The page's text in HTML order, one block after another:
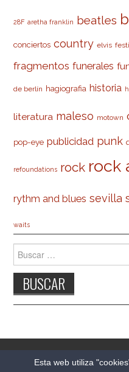
28F aretha franklin beatles
conciertos country elvis
fragmentos funerales
de berlín hagiografia historia
literatura maleso motown
pop-eye publicidad punk
refoundations rock rock
rythm and blues sevilla
waits
Buscar:
© 2026
Esta web utiliza